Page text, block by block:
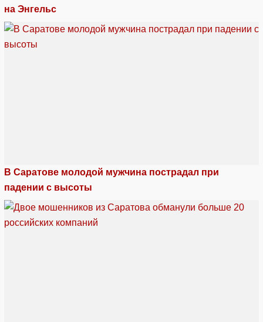
на Энгельс
В Саратове молодой мужчина пострадал при
падении с высоты